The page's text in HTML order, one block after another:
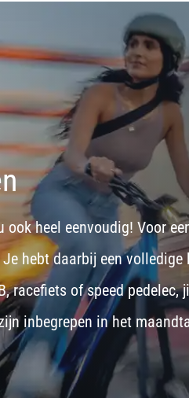
heel eenvoudig! Voor
hebt daarbij een
,racefiets ofspeed pedelec,
inbegrepen in het